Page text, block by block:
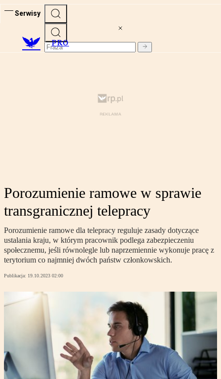
Serwisy
PRO
Porozumienie ramowe w sprawie
transgranicznej telepracy
Porozumienie ramowe dla telepracy reguluje zasady dotyczące
ustalania kraju, w którym pracownik podlega zabezpieczeniu
społecznemu, jeśli równolegle lub naprzemiennie wykonuje pracę z
terytorium co najmniej dwóch państw członkowskich.
Publikacja: 19.10.2023 02:00